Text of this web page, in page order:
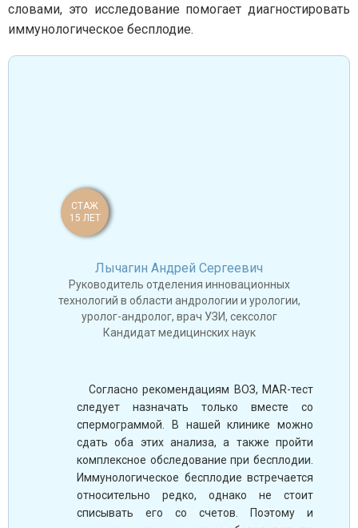
словами, это исследование помогает диагностировать
иммунологическое бесплодие.
СТАЖ
15 ЛЕТ
Лычагин Андрей Сергеевич
Руководитель отделения инновационных
технологий в области андрологии и урологии,
уролог-андролог, врач УЗИ, сексолог
Кандидат медицинских наук
Согласно рекомендациям ВОЗ, MAR-тест
следует назначать только вместе со
спермограммой. В нашей клинике можно
сдать оба этих анализа, а также пройти
комплексное обследование при бесплодии.
Иммунологическое бесплодие встречается
относительно редко, однако не стоит
списывать его со счетов. Поэтому и